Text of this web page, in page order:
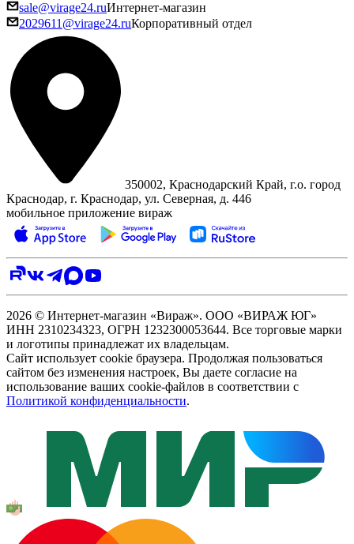
sale@virage24.ruИнтернет-магазин
2029611@virage24.ruКорпоративный отдел
350002, Краснодарский Край, г.о. город
Краснодар, г. Краснодар, ул. Северная, д. 446
мобильное приложение вираж
2026 © Интернет-магазин «Вираж». ООО «ВИРАЖ ЮГ»
ИНН 2310234323, ОГРН 1232300053644. Все торговые марки
и логотипы принадлежат их владельцам.
Сайт использует cookie браузера. Продолжая пользоваться
сайтом без изменения настроек, Вы даете согласие на
использование ваших cookie-файлов в соответствии с
Политикой конфиденциальности.